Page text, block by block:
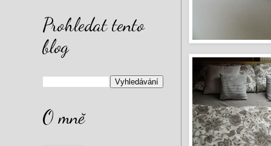
Prohledat tento
blog
O mně